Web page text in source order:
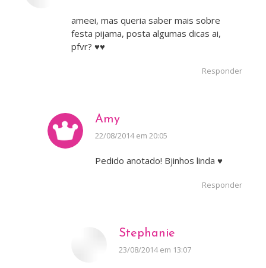
ameei, mas queria saber mais sobre
festa pijama, posta algumas dicas ai,
pfvr? ♥♥
Responder
Amy
disse:
22/08/2014 em 20:05
Pedido anotado! Bjinhos linda ♥
Responder
Stephanie
disse:
23/08/2014 em 13:07